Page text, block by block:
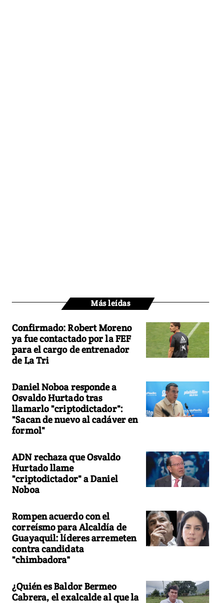
Más leídas
Confirmado: Robert Moreno
ya fue contactado por la FEF
para el cargo de entrenador
de La Tri
Daniel Noboa responde a
Osvaldo Hurtado tras
llamarlo "criptodictador":
"Sacan de nuevo al cadáver en
formol"
ADN rechaza que Osvaldo
Hurtado llame
"criptodictador" a Daniel
Noboa
Rompen acuerdo con el
correísmo para Alcaldía de
Guayaquil: líderes arremeten
contra candidata
"chimbadora"
¿Quién es Baldor Bermeo
Cabrera, el exalcalde al que la